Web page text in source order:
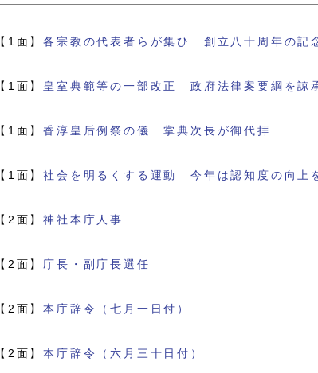
【1面】各宗教の代表者らが集ひ 創立八十周年の記
【1面】 皇室典範等の一部改正 政府法律案要綱を諒
【1面】香淳皇后例祭の儀 掌典次長が御代拝
【1面】社会を明るくする運動 今年は認知度の向上
【2面】神社本庁人事
【2面】 庁長・副庁長選任
【2面】本庁辞令（七月一日付）
【2面】本庁辞令（六月三十日付）